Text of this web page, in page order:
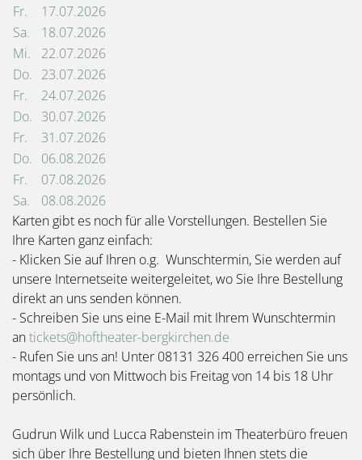
Fr.
17.07.2026
Sa.
18.07.2026
Mi.
22.07.2026
Do. 23.07.2026
Fr.
24.07.2026
Do. 30.07.2026
Fr.
31.07.2026
Do. 06.08.2026
Fr.
07.08.2026
Sa.
08.08.2026
Karten gibt es noch für alle Vorstellungen. Bestellen Sie
Ihre Karten ganz einfach:
- Klicken Sie auf Ihren o.g. Wunschtermin, Sie werden auf
unsere Internetseite weitergeleitet, wo Sie Ihre Bestellung
direkt an uns senden können.
- Schreiben Sie uns eine E-Mail mit Ihrem Wunschtermin
antickets@hoftheater-bergkirchen.de
- Rufen Sie uns an! Unter 08131 326 400 erreichen Sie uns
montags und von Mittwoch bis Freitag von 14 bis 18 Uhr
persönlich.
Gudrun Wilk und Lucca Rabenstein im Theaterbüro freuen
sich über Ihre Bestellung und bieten Ihnen stets die